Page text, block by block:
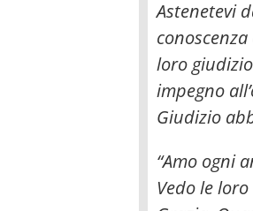
Astenetevi
loro
impegno
Giudizio
“Amo ogni
Vedo le